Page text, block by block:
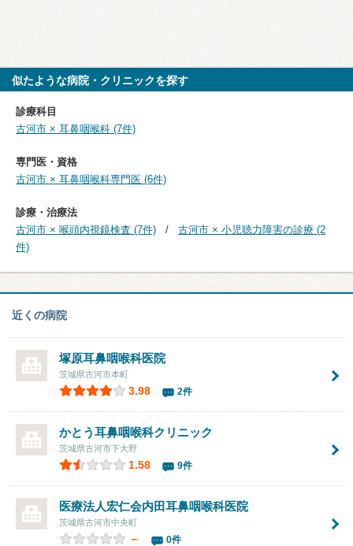
似たような病院・クリニックを探す
診療科目
古河市 × 耳鼻咽喉科 (7件)
専門医・資格
古河市 × 耳鼻咽喉科専門医 (6件)
診療・治療法
古河市 × 喉頭内視鏡検査 (7件)
古河市 × 小児聴力障害の診療 (2
件)
近くの病院
塚原耳鼻咽喉科医院
茨城県古河市本町
3.98 2件
かとう耳鼻咽喉科クリニック
茨城県古河市下大野
1.58 9件
医療法人宏仁会内田耳鼻咽喉科医院
茨城県古河市中央町
－ 0件